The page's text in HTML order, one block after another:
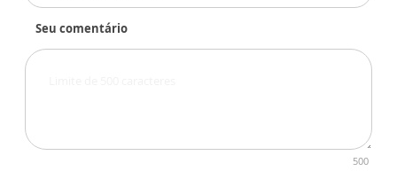
Seu comentário
500